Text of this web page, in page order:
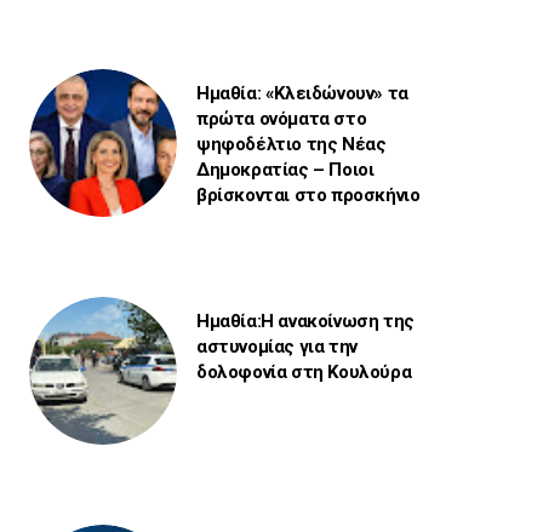
Ημαθία: «Κλειδώνουν» τα
πρώτα ονόματα στο
ψηφοδέλτιο της Νέας
Δημοκρατίας – Ποιοι
βρίσκονται στο προσκήνιο
Ημαθία:Η ανακοίνωση της
αστυνομίας για την
δολοφονία στη Κουλούρα